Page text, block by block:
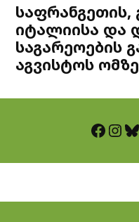
საფრანგეთის,
იტალიისა და
საგარეოების
აგვისტოს ომზე
Facebook InstagramBluesky